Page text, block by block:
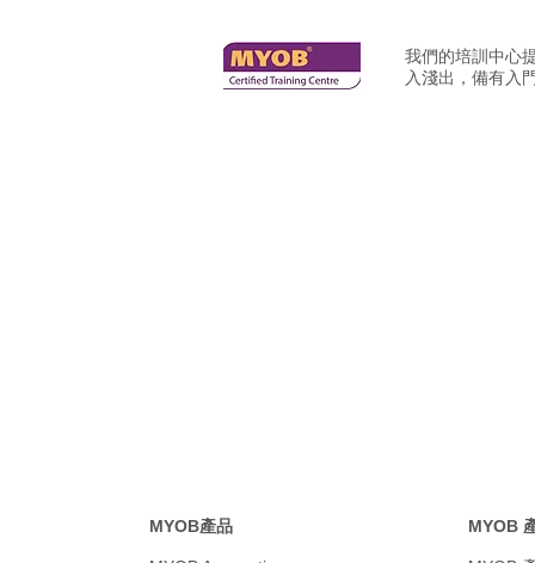
我們的培訓中心
入淺出，備有入
MYOB產品 MYOB